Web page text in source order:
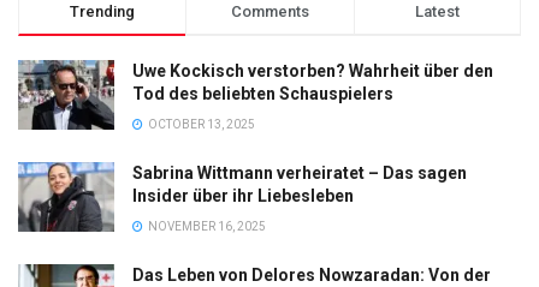
Trending Comments Latest
Uwe Kockisch verstorben? Wahrheit über den
Tod des beliebten Schauspielers
OCTOBER 13, 2025
Sabrina Wittmann verheiratet – Das sagen
Insider über ihr Liebesleben
NOVEMBER 16, 2025
Das Leben von Delores Nowzaradan: Von der